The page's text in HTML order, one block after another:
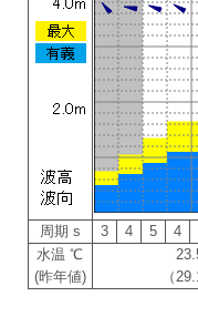
周期 s 3 4 5 4
水温 ℃
(昨年値)
（